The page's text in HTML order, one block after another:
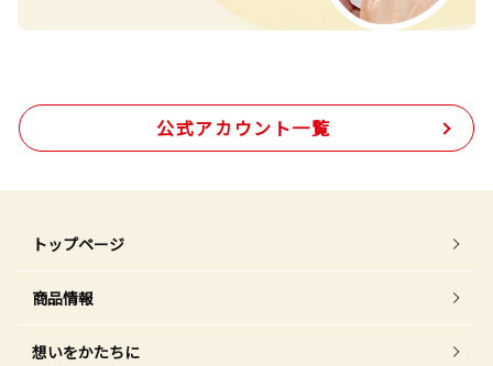
公式アカウント一覧
トップページ
商品情報
想いをかたちに